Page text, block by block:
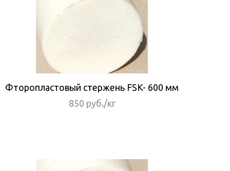
Фторопластовый стержень FSK- 600 мм
850 руб./кг